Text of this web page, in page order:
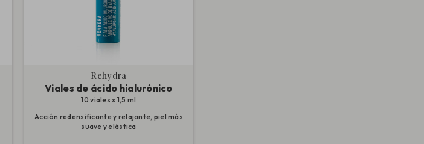
Rehydra
Viales de ácido hialurónico
10 viales x 1,5 ml
Acción redensificante y relajante, piel más
suave y elástica